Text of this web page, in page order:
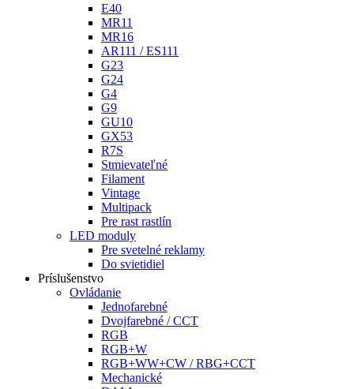
E40
MR11
MR16
AR111 / ES111
G23
G24
G4
G9
GU10
GX53
R7S
Stmievateľné
Filament
Vintage
Multipack
Pre rast rastlín
LED moduly
Pre svetelné reklamy
Do svietidiel
Príslušenstvo
Ovládanie
Jednofarebné
Dvojfarebné / CCT
RGB
RGB+W
RGB+WW+CW / RBG+CCT
Mechanické